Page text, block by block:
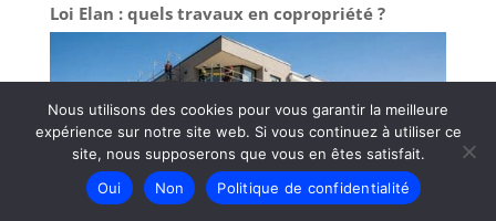
Loi Elan : quels travaux en copropriété ?
Nous utilisons des cookies pour vous garantir la meilleure
expérience sur notre site web. Si vous continuez à utiliser ce
site, nous supposerons que vous en êtes satisfait.
Oui
Non Politique de confidentialité